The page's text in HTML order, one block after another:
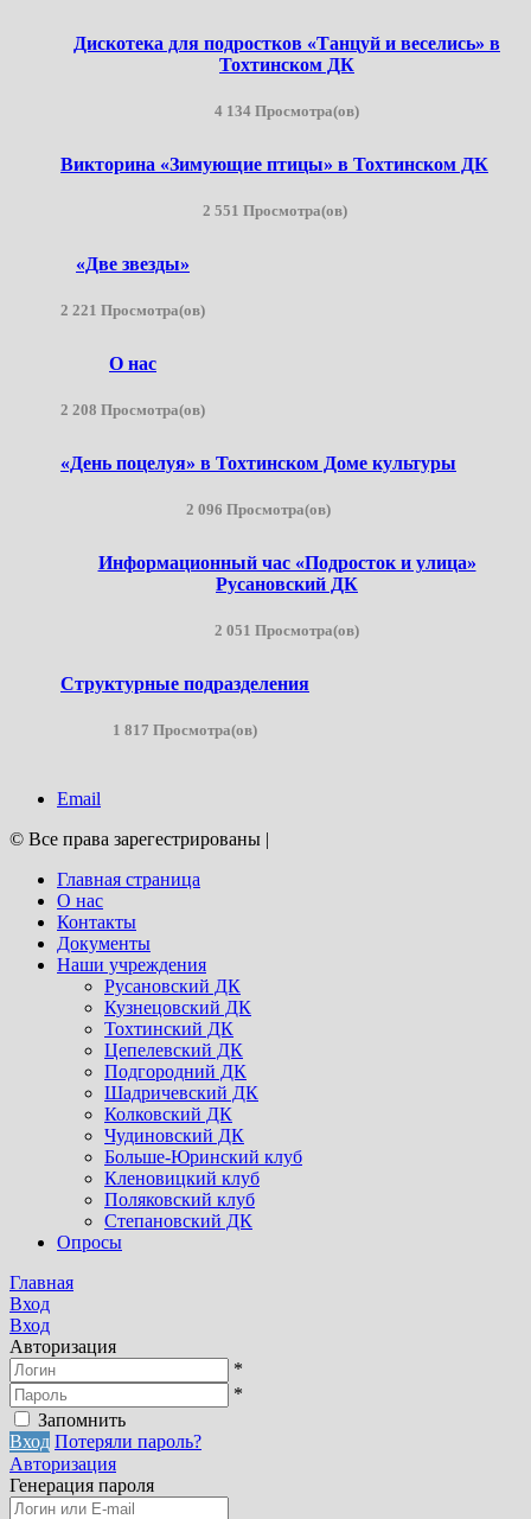
Дискотека для подростков «Танцуй и веселись» в
Тохтинском ДК
4 134 Просмотра(ов)
Викторина «Зимующие птицы» в Тохтинском ДК
2 551 Просмотра(ов)
«Две звезды»
2 221 Просмотра(ов)
О нас
2 208 Просмотра(ов)
«День поцелуя» в Тохтинском Доме культуры
2 096 Просмотра(ов)
Информационный час «Подросток и улица»
Русановский ДК
2 051 Просмотра(ов)
Структурные подразделения
1 817 Просмотра(ов)
Email
© Все права зарегестрированы |
Главная страница
О нас
Контакты
Документы
Наши учреждения
Русановский ДК
Кузнецовский ДК
Тохтинский ДК
Цепелевский ДК
Подгородний ДК
Шадричевский ДК
Колковский ДК
Чудиновский ДК
Больше-Юринский клуб
Кленовицкий клуб
Поляковский клуб
Степановский ДК
Опросы
Главная
Вход
Вход
Авторизация
*
*
Запомнить
Вход Потеряли пароль?
Авторизация
Генерация пароля